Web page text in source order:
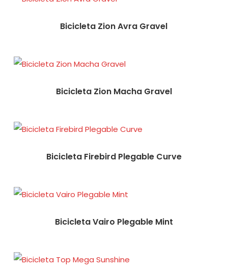
Bicicleta Zion Avra Gravel
Bicicleta Zion Macha Gravel
Bicicleta Firebird Plegable Curve
Bicicleta Vairo Plegable Mint